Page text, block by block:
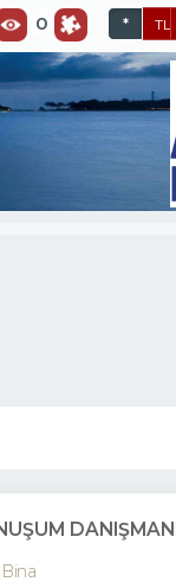
0 * TL